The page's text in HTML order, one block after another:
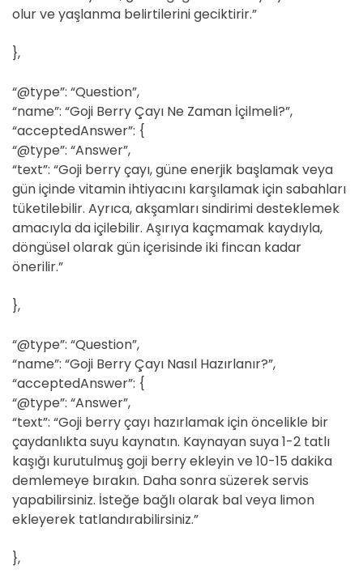
olur ve yaşlanma belirtilerini geciktirir.”
},
“@type”: “Question”,
“name”: “Goji Berry Çayı Ne Zaman İçilmeli?”,
“acceptedAnswer”: {
“@type”: “Answer”,
“text”: “Goji berry çayı, güne enerjik başlamak veya
gün içinde vitamin ihtiyacını karşılamak için sabahları
tüketilebilir. Ayrıca, akşamları sindirimi desteklemek
amacıyla da içilebilir. Aşırıya kaçmamak kaydıyla,
döngüsel olarak gün içerisinde iki fincan kadar
önerilir.”
},
“@type”: “Question”,
“name”: “Goji Berry Çayı Nasıl Hazırlanır?”,
“acceptedAnswer”: {
“@type”: “Answer”,
“text”: “Goji berry çayı hazırlamak için öncelikle bir
çaydanlıkta suyu kaynatın. Kaynayan suya 1-2 tatlı
kaşığı kurutulmuş goji berry ekleyin ve 10-15 dakika
demlemeye bırakın. Daha sonra süzerek servis
yapabilirsiniz. İsteğe bağlı olarak bal veya limon
ekleyerek tatlandırabilirsiniz.”
},